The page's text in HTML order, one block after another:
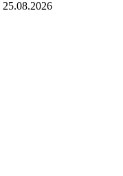
25.08.2026